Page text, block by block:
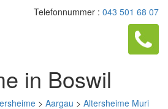
Telefonnummer : 043 501 68 07
in Boswil
> Aargau > Altersheime Muri